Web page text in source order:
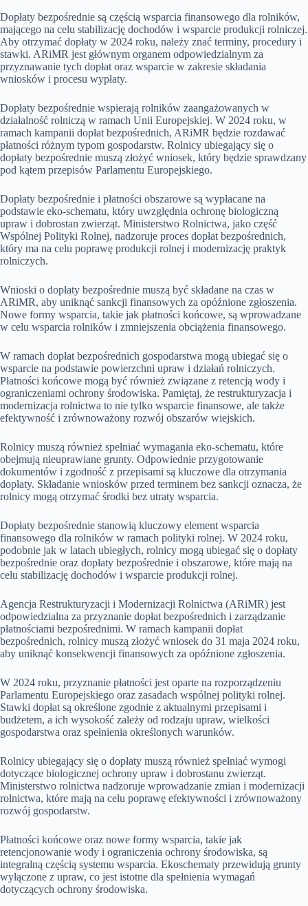
Dopłaty bezpośrednie są częścią wsparcia finansowego dla rolników,
mającego na celu stabilizację dochodów i wsparcie produkcji rolniczej.
Aby otrzymać dopłaty w 2024 roku, należy znać terminy, procedury i
stawki. ARiMR jest głównym organem odpowiedzialnym za
przyznawanie tych dopłat oraz wsparcie w zakresie składania
wniosków i procesu wypłaty.
Dopłaty bezpośrednie wspierają rolników zaangażowanych w
działalność rolniczą w ramach Unii Europejskiej. W 2024 roku, w
ramach kampanii dopłat bezpośrednich, ARiMR będzie rozdawać
płatności różnym typom gospodarstw. Rolnicy ubiegający się o
dopłaty bezpośrednie muszą złożyć wniosek, który będzie sprawdzany
pod kątem przepisów Parlamentu Europejskiego.
Dopłaty bezpośrednie i płatności obszarowe są wypłacane na
podstawie eko-schematu, który uwzględnia ochronę biologiczną
upraw i dobrostan zwierząt. Ministerstwo Rolnictwa, jako część
Wspólnej Polityki Rolnej, nadzoruje proces dopłat bezpośrednich,
który ma na celu poprawę produkcji rolnej i modernizację praktyk
rolniczych.
Wnioski o dopłaty bezpośrednie muszą być składane na czas w
ARiMR, aby uniknąć sankcji finansowych za opóźnione zgłoszenia.
Nowe formy wsparcia, takie jak płatności końcowe, są wprowadzane
w celu wsparcia rolników i zmniejszenia obciążenia finansowego.
W ramach dopłat bezpośrednich gospodarstwa mogą ubiegać się o
wsparcie na podstawie powierzchni upraw i działań rolniczych.
Płatności końcowe mogą być również związane z retencją wody i
ograniczeniami ochrony środowiska. Pamiętaj, że restrukturyzacja i
modernizacja rolnictwa to nie tylko wsparcie finansowe, ale także
efektywność i zrównoważony rozwój obszarów wiejskich.
Rolnicy muszą również spełniać wymagania eko-schematu, które
obejmują nieuprawiane grunty. Odpowiednie przygotowanie
dokumentów i zgodność z przepisami są kluczowe dla otrzymania
dopłaty. Składanie wniosków przed terminem bez sankcji oznacza, że
rolnicy mogą otrzymać środki bez utraty wsparcia.
Dopłaty bezpośrednie stanowią kluczowy element wsparcia
finansowego dla rolników w ramach polityki rolnej. W 2024 roku,
podobnie jak w latach ubiegłych, rolnicy mogą ubiegać się o dopłaty
bezpośrednie oraz dopłaty bezpośrednie i obszarowe, które mają na
celu stabilizację dochodów i wsparcie produkcji rolnej.
Agencja Restrukturyzacji i Modernizacji Rolnictwa (ARiMR) jest
odpowiedzialna za przyznanie dopłat bezpośrednich i zarządzanie
płatnościami bezpośrednimi. W ramach kampanii dopłat
bezpośrednich, rolnicy muszą złożyć wniosek do 31 maja 2024 roku,
aby uniknąć konsekwencji finansowych za opóźnione zgłoszenia.
W 2024 roku, przyznanie płatności jest oparte na rozporządzeniu
Parlamentu Europejskiego oraz zasadach wspólnej polityki rolnej.
Stawki dopłat są określone zgodnie z aktualnymi przepisami i
budżetem, a ich wysokość zależy od rodzaju upraw, wielkości
gospodarstwa oraz spełnienia określonych warunków.
Rolnicy ubiegający się o dopłaty muszą również spełniać wymogi
dotyczące biologicznej ochrony upraw i dobrostanu zwierząt.
Ministerstwo rolnictwa nadzoruje wprowadzanie zmian i modernizacji
rolnictwa, które mają na celu poprawę efektywności i zrównoważony
rozwój gospodarstw.
Płatności końcowe oraz nowe formy wsparcia, takie jak
retencjonowanie wody i ograniczenia ochrony środowiska, są
integralną częścią systemu wsparcia. Ekoschematy przewidują grunty
wyłączone z upraw, co jest istotne dla spełnienia wymagań
dotyczących ochrony środowiska.